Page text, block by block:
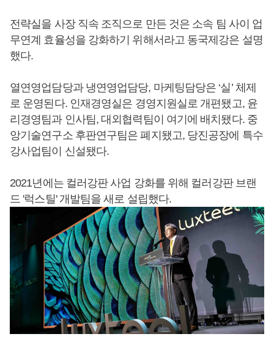
전략실을 사장 직속 조직으로 만든 것은 소속 팀 사이 업
무연계 효율성을 강화하기 위해서라고 동국제강은 설명
했다.
열연영업담당과 냉연영업담당, 마케팅담당은 ‘실’ 체제
로 운영된다. 인재경영실은 경영지원실로 개편됐고, 윤
리경영팀과 인사팀, 대외협력팀이 여기에 배치됐다. 중
앙기술연구소 후판연구팀은 폐지됐고, 당진공장에 특수
강사업팀이 신설됐다.
2021년에는 컬러강판 사업 강화를 위해 컬러강판 브랜
드 '럭스틸' 개발팀을 새로 설립했다.